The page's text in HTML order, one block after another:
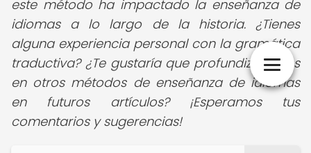
este método ha impactado la enseñanza de
idiomas a lo largo de la historia. ¿Tienes
alguna experiencia personal con la gramática
traductiva? ¿Te gustaría que profundizáramos
en otros métodos de enseñanza de idiomas
en futuros artículos? ¡Esperamos tus
comentarios y sugerencias!